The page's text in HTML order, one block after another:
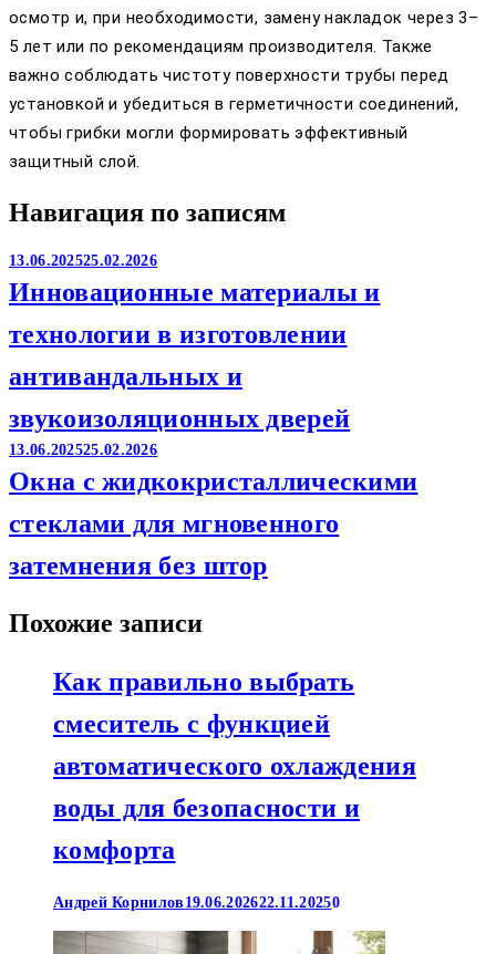
осмотр и, при необходимости, замену накладок через 3–
5 лет или по рекомендациям производителя. Также
важно соблюдать чистоту поверхности трубы перед
установкой и убедиться в герметичности соединений,
чтобы грибки могли формировать эффективный
защитный слой.
Навигация по записям
13.06.202525.02.2026
Инновационные материалы и
технологии в изготовлении
антивандальных и
звукоизоляционных дверей
13.06.202525.02.2026
Окна с жидкокристаллическими
стеклами для мгновенного
затемнения без штор
Похожие записи
Как правильно выбрать
смеситель с функцией
автоматического охлаждения
воды для безопасности и
комфорта
Андрей Корнилов 19.06.202622.11.20250